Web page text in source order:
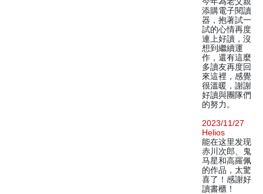
添購電子閱讀
器，抱著試一
試的心情再度
連上好讀，沒
想到繼續運
作，還有這麼
多讀友再度回
來這裡，感覺
很溫暖，謝謝
好讀與團隊們
的努力。
2023/11/27
Helios
能在这里发现
赤川次郎、鬼
马星和高羅佩
的作品，太驚
喜了！感謝好
讀書櫃！